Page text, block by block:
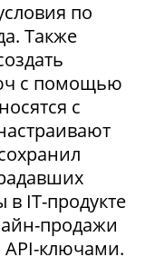
по
Также
с помощью
с
в IT-продукте
продажи
API-ключами.